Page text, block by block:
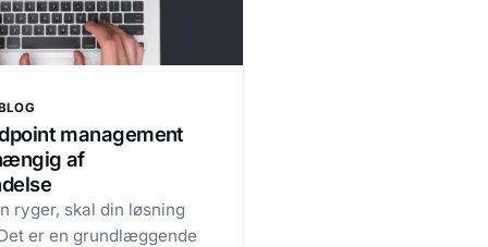
management
af
ryger, skal din løsning
er en grundlæggende